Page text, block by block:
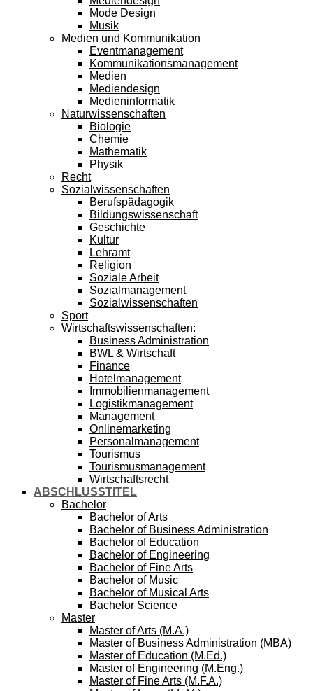
Mode Design
Musik
Medien und Kommunikation
Eventmanagement
Kommunikationsmanagement
Medien
Mediendesign
Medieninformatik
Naturwissenschaften
Biologie
Chemie
Mathematik
Physik
Recht
Sozialwissenschaften
Berufspädagogik
Bildungswissenschaft
Geschichte
Kultur
Lehramt
Religion
Soziale Arbeit
Sozialmanagement
Sozialwissenschaften
Sport
Wirtschaftswissenschaften:
Business Administration
BWL & Wirtschaft
Finance
Hotelmanagement
Immobilienmanagement
Logistikmanagement
Management
Onlinemarketing
Personalmanagement
Tourismus
Tourismusmanagement
Wirtschaftsrecht
ABSCHLUSSTITEL
Bachelor
Bachelor of Arts
Bachelor of Business Administration
Bachelor of Education
Bachelor of Engineering
Bachelor of Fine Arts
Bachelor of Music
Bachelor of Musical Arts
Bachelor Science
Master
Master of Arts (M.A.)
Master of Business Administration (MBA)
Master of Education (M.Ed.)
Master of Engineering (M.Eng.)
Master of Fine Arts (M.F.A.)